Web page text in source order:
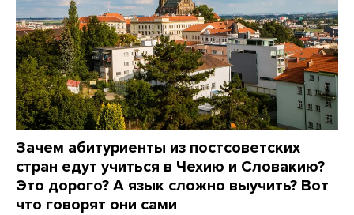
Зачем абитуриенты из постсоветских
стран едут учиться в Чехию и Словакию?
Это дорого? А язык сложно выучить? Вот
что говорят они сами